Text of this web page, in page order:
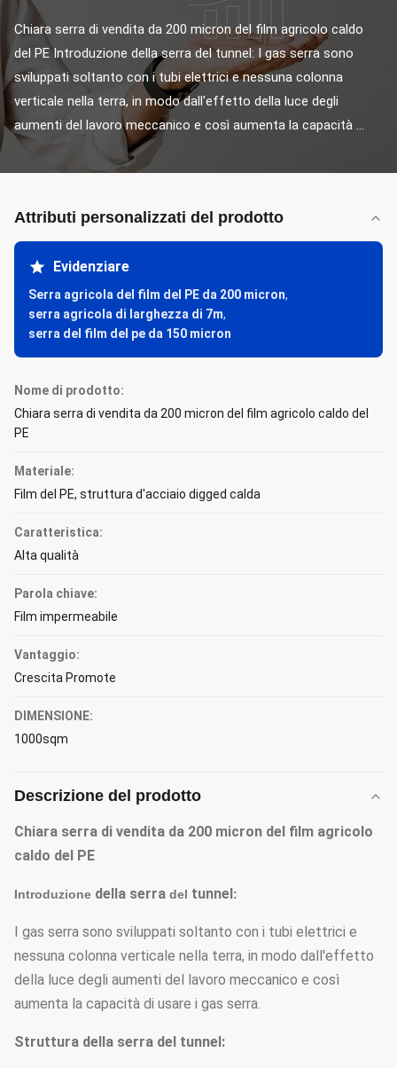
Chiara serra di vendita da 200 micron del film agricolo caldo
del PE Introduzione della serra del tunnel: I gas serra sono
sviluppati soltanto con i tubi elettrici e nessuna colonna
verticale nella terra, in modo dall'effetto della luce degli
aumenti del lavoro meccanico e così aumenta la capacità ...
Attributi personalizzati del prodotto
Evidenziare
Serra agricola del film del PE da 200 micron,
serra agricola di larghezza di 7m,
serra del film del pe da 150 micron
Nome di prodotto:
Chiara serra di vendita da 200 micron del film agricolo caldo del
PE
Materiale:
Film del PE, struttura d'acciaio digged calda
Caratteristica:
Alta qualità
Parola chiave:
Film impermeabile
Vantaggio:
Crescita Promote
DIMENSIONE:
1000sqm
Descrizione del prodotto
Chiara serra di vendita da 200 micron del film agricolo
caldo del PE
Introduzione della serra del tunnel:
I gas serra sono sviluppati soltanto con i tubi elettrici e
nessuna colonna verticale nella terra, in modo dall'effetto
della luce degli aumenti del lavoro meccanico e così
aumenta la capacità di usare i gas serra.
Struttura della serra del tunnel: